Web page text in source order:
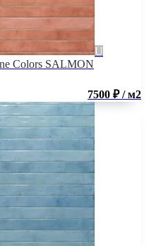
Colors SALMON
7500 ₽ / м2